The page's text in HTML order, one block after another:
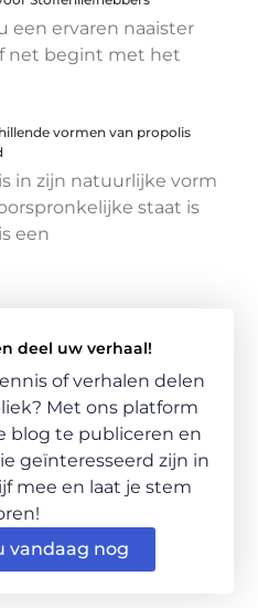
een ervaren naaister
net begint met het
vormen van propolis
in zijn natuurlijke vorm
staat is
een
deel uw verhaal!
of verhalen delen
Met ons platform
blog te publiceren en
geïnteresseerd zijn in
mee en laat je stem
vandaag nog